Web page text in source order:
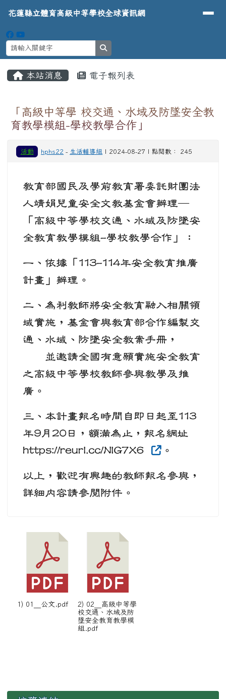
花蓮縣立體育高級中等學校全球資
導覽列
花蓮縣立體育高級中等學校全球資訊網
本站消息 電子報列表
「高級中等學 校交通、水域及防墜安全教
育教學模組-學校教學合作」
活動 hphs22 - 生活輔導組 | 2024-08-27 | 點閱數： 245
教育部國民及學前教育署委託財團法
人靖娟兒童安全文教基金會辦理─
「高級中等學校交通、水域及防墜安
全教育教學模組-學校教學合作」：
一、依據「113-114年安全教育推廣
計畫」辦理。
二、為利教師將安全教育融入相關領
域實施，基金會與教育部合作編製交
通、水域、防墜安全教案手冊，
並邀請全國有意願實施安全教育
之高級中等學校教師參與教學及推
廣。
三、本計畫報名時間自即日起至113
年9月20日，額滿為止，報名網址
https://reurl.cc/NlG7X6
。
以上，歡迎有興趣的教師報名參與，
詳細內容請參閱附件。
1) 01__公文.pdf
2) 02__高級中等學
校交通、水域及防
墜安全教育教學模
組.pdf